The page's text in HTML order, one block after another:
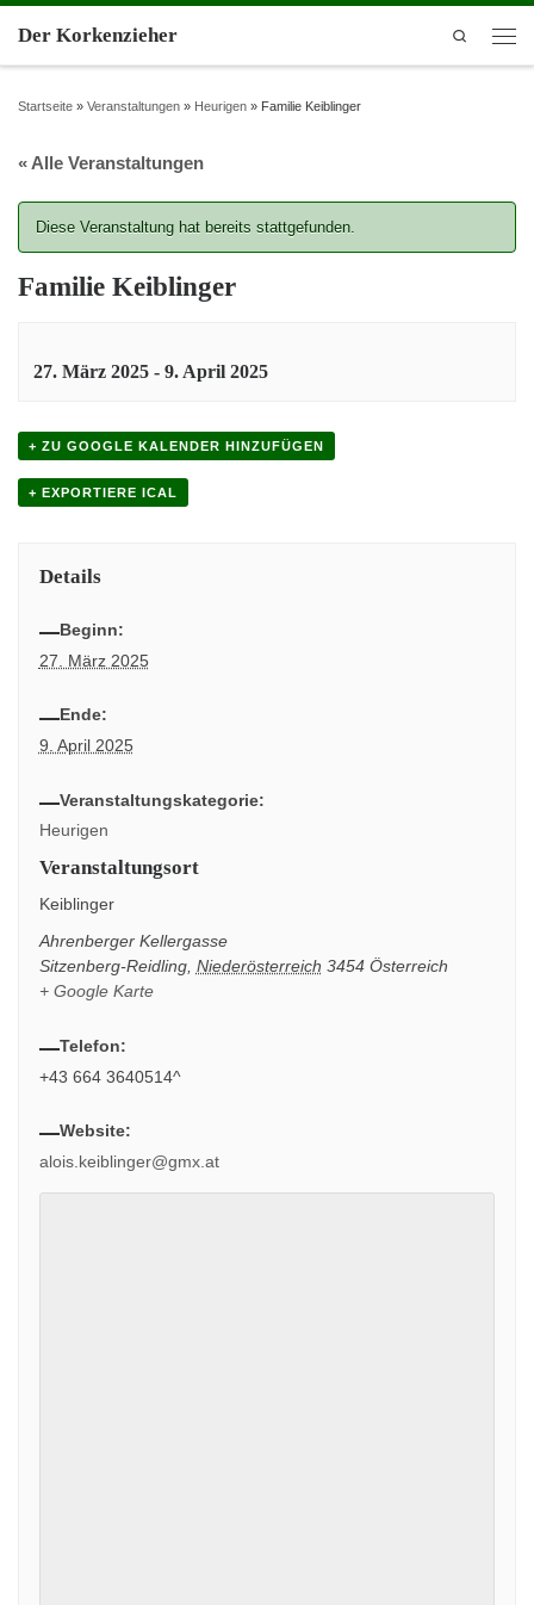
Der Korkenzieher Search
Startseite » Veranstaltungen » Heurigen » Familie Keiblinger
« Alle Veranstaltungen
Diese Veranstaltung hat bereits stattgefunden.
Familie Keiblinger
27. März 2025 - 9. April 2025
+ ZU GOOGLE KALENDER HINZUFÜGEN
+ EXPORTIERE ICAL
Details
Beginn:
27. März 2025
Ende:
9. April 2025
Veranstaltungskategorie:
Heurigen
Veranstaltungsort
Keiblinger
Ahrenberger Kellergasse
Sitzenberg-Reidling, Niederösterreich 3454 Österreich
+ Google Karte
Telefon:
+43 664 3640514^
Website:
alois.keiblinger@gmx.at